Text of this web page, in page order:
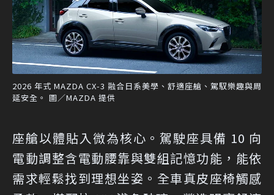
2026 年式 MAZDA CX-3 融合日系美學、舒適座艙、駕馭樂趣與周
延安全。 圖／MAZDA 提供
座艙以體貼入微為核心。駕駛座具備 10 向
電動調整含電動腰靠與雙組記憶功能，能依
需求輕鬆找到理想坐姿。全車真皮座椅觸感